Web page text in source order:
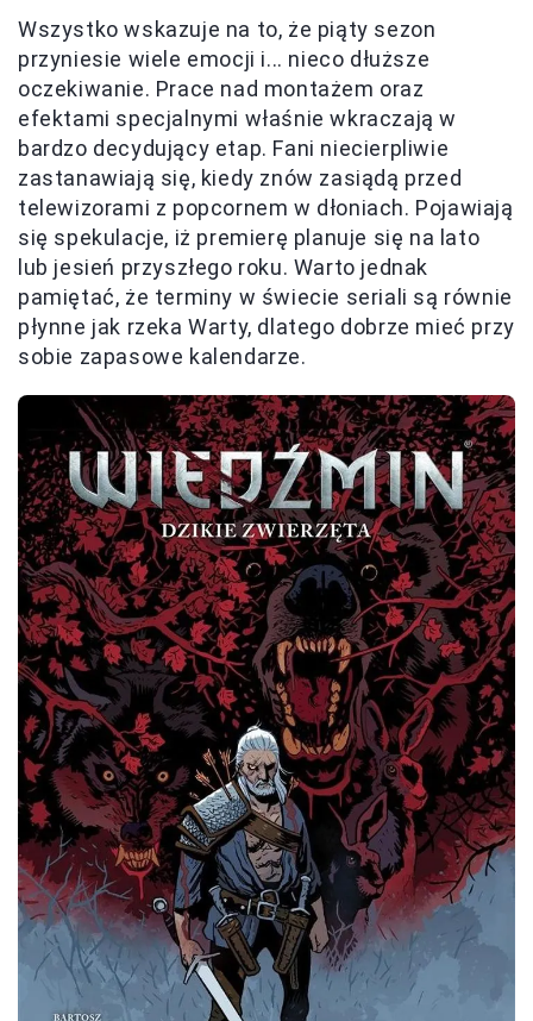
Wszystko wskazuje na to, że piąty sezon
przyniesie wiele emocji i... nieco dłuższe
oczekiwanie. Prace nad montażem oraz
efektami specjalnymi właśnie wkraczają w
bardzo decydujący etap. Fani niecierpliwie
zastanawiają się, kiedy znów zasiądą przed
telewizorami z popcornem w dłoniach. Pojawiają
się spekulacje, iż premierę planuje się na lato
lub jesień przyszłego roku. Warto jednak
pamiętać, że terminy w świecie seriali są równie
płynne jak rzeka Warty, dlatego dobrze mieć przy
sobie zapasowe kalendarze.